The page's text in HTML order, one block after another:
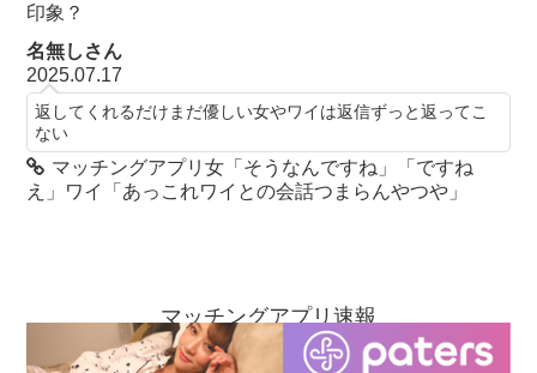
印象？
名無しさん
2025.07.17
返してくれるだけまだ優しい女やワイは返信ずっと返ってこ
ない
マッチングアプリ女「そうなんですね」「ですね
え」ワイ「あっこれワイとの会話つまらんやつや」
マッチングアプリ速報
お問い合わせ 当ブログについて